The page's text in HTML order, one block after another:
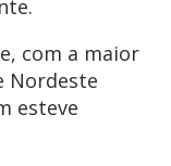
com a maior
Nordeste
esteve